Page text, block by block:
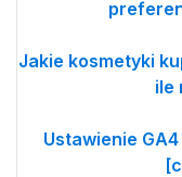
Jakie kosmetyki
ile
Ustawienie